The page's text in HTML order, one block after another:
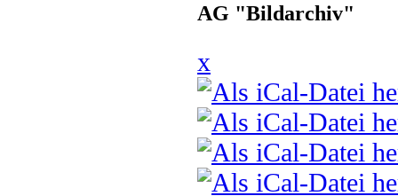
AG "Bildarchiv"
x